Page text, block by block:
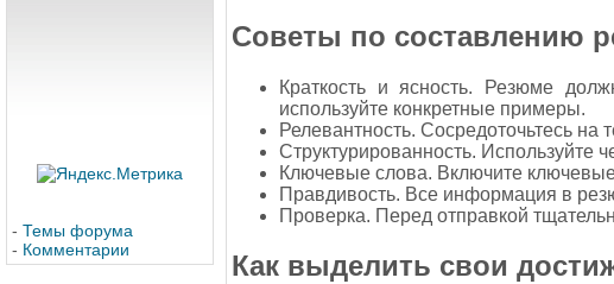
- Темы форума
- Комментарии
Советы по составлению
Краткость и ясность. Резюме
используйте конкретные примеры.
Релевантность. Сосредоточьтесь
Структурированность. Используйте
Ключевые слова. Включите ключевые
Правдивость. Все информация в
Проверка. Перед отправкой
Как выделить свои